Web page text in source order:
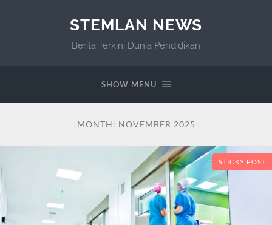
STEMLAN NEWS
Berita Terkini Dunia Pendidikan
SHOW MENU
MONTH: NOVEMBER 2025
STICKY POST